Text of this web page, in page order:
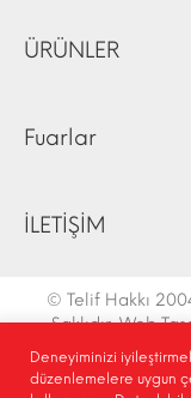
ÜRÜNLER
Fuarlar
İLETİŞİM
© Telif Hakkı
Saklıdır. Web
İletişim Bilgileri |
Site İçi Arama
Deneyiminizi
düzenlemelere uygun